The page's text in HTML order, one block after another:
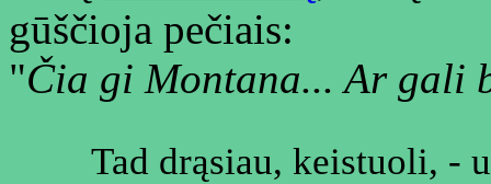
gūščioja pečiais:
"Čia gi Montana... Ar gali
Tad drąsiau, keistuoli, -